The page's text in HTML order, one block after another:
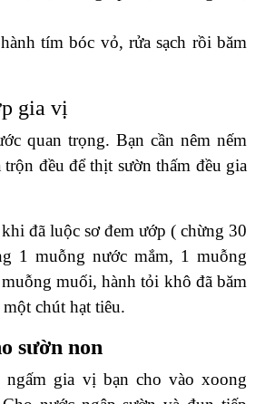
tím bóc vỏ, rửa sạch rồi băm
gia vị
quan trọng. Bạn cần nêm nếm
trộn đều đểthịt sườn thấm đều gia
khi đã luộc sơ đem ướp ( chừng 30
1 muỗng nước mắm, 1 muỗng
muối, hành tỏi khô đã băm
chút hạt tiêu.
sườn non
ngấm gia vị bạn cho vào xoong